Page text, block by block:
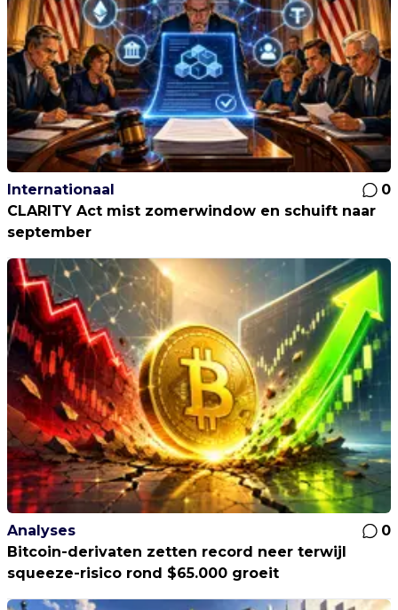
Internationaal
0
CLARITY Act mist zomerwindow en schuift naar
september
Analyses
0
Bitcoin-derivaten zetten record neer terwijl
squeeze-risico rond $65.000 groeit